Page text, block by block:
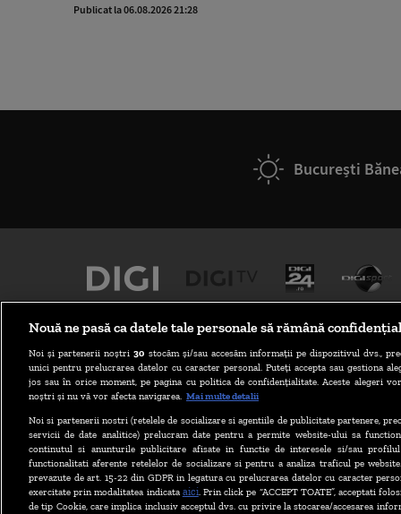
Publicat la 06.08.2026 21:28
București
ABONARE DIGI TV
Nouă ne pasă ca datele tale personale să rămână
Noi și partenerii noștri30 stocăm și/sau accesăm informații pe dispozitivul dvs.,
unici pentru prelucrarea datelor cu caracter personal. Puteți accepta sau gestiona
jos sau în orice moment, pe pagina cu politica de confidențialitate. Aceste alegeri
noștri și nu vă vor afecta navigarea. Mai multe detalii
Noi si partenerii nostri (retelele de socializare si agentiile de publicitate partenere,
servicii de date analitice) prelucram date pentru a permite website-ului sa
continutul si anunturile publicitare afisate in functie de interesele si/sau
functionalitati aferente retelelor de socializare si pentru a analiza traficul pe
prevazute de art. 15-22 din GDPR in legatura cu prelucrarea datelor cu caracter
exercitate prin modalitatea indicata aici. Prin click pe “ACCEPT TOATE”, acceptati
de tip Cookie, care implica inclusiv acceptul dvs. cu privire la stocarea/accesarea